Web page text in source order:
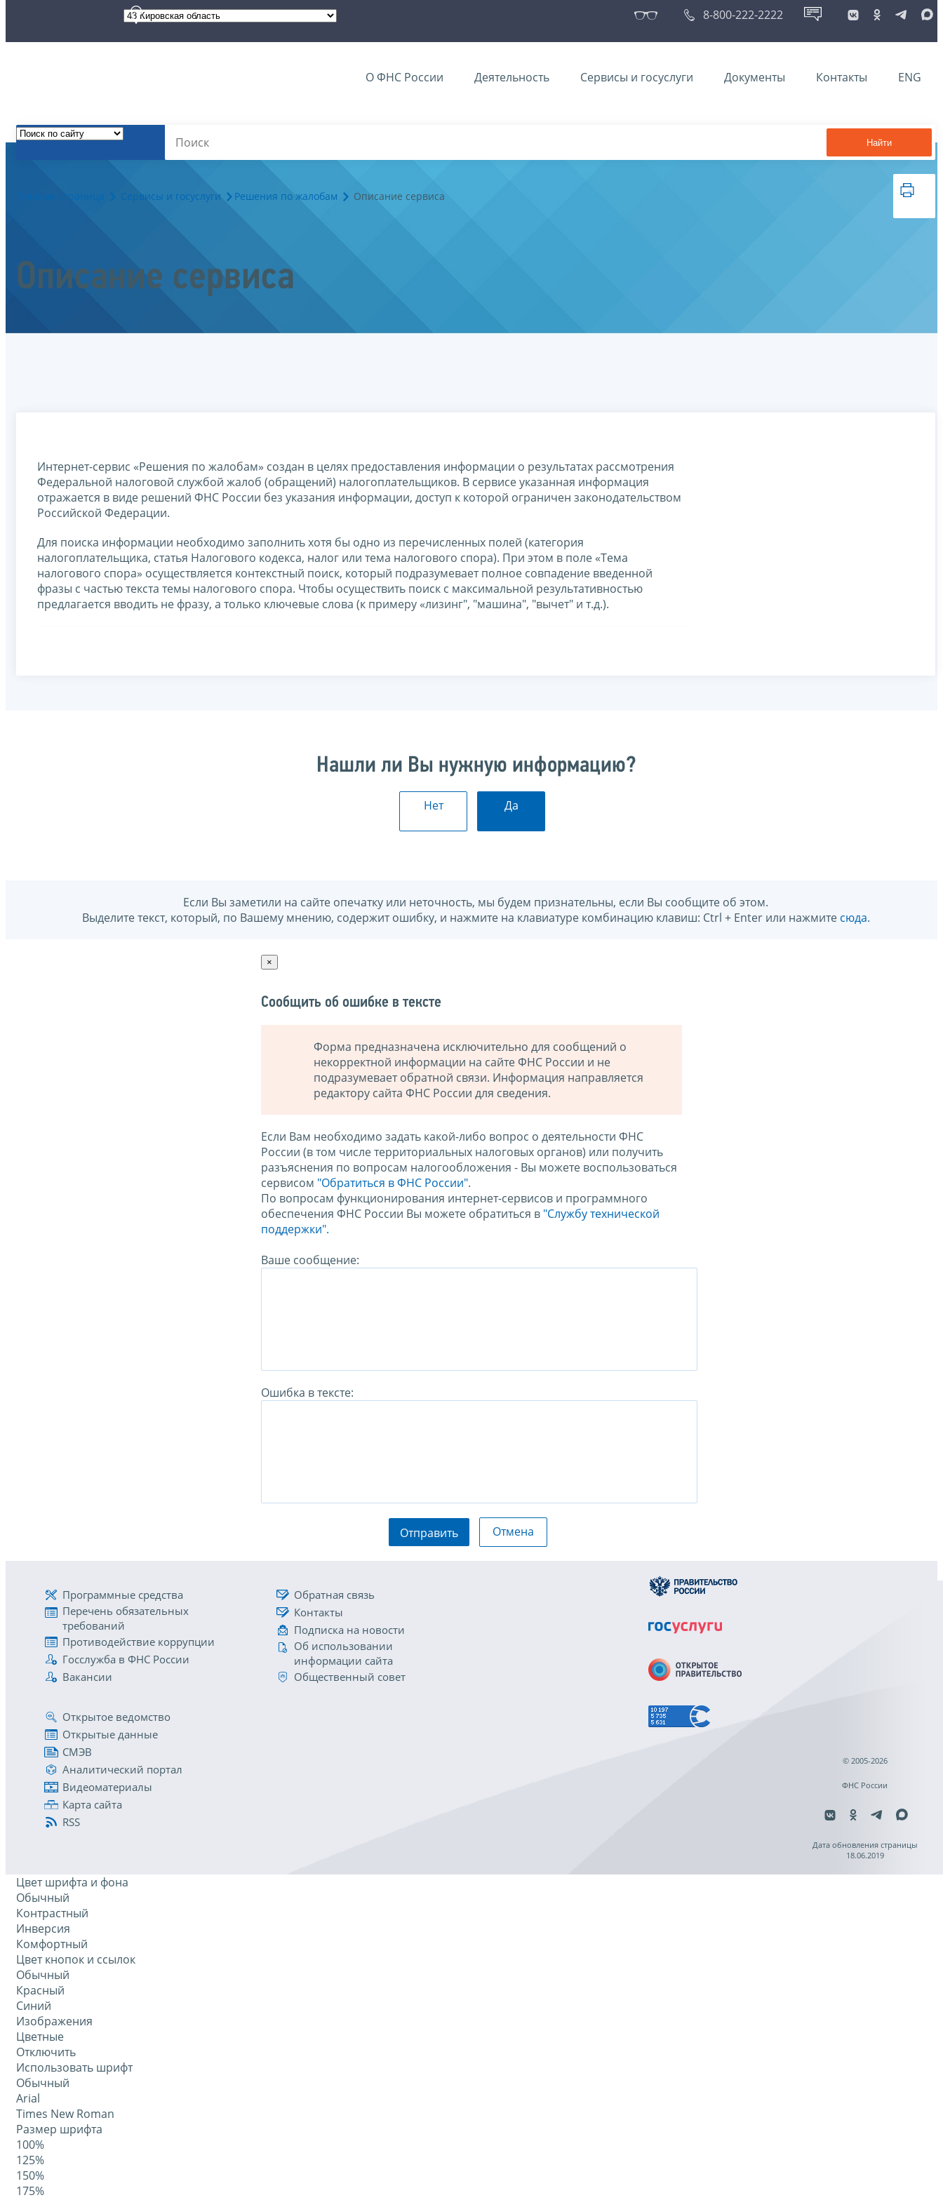
8-800-222-2222
О ФНС России Деятельность Сервисы и госуслуги Документы Контакты ENG
Найти
Главная страница Сервисы и госуслуги Решения по жалобам Описание сервиса
Описание сервиса
Интернет-сервис «Решения по жалобам» создан в целях предоставления информации о результатах рассмотрения
Федеральной налоговой службой жалоб (обращений) налогоплательщиков. В сервисе указанная информация
отражается в виде решений ФНС России без указания информации, доступ к которой ограничен законодательством
Российской Федерации.
Для поиска информации необходимо заполнить хотя бы одно из перечисленных полей (категория
налогоплательщика, статья Налогового кодекса, налог или тема налогового спора). При этом в поле «Тема
налогового спора» осуществляется контекстный поиск, который подразумевает полное cовпадение введенной
фразы с частью текста темы налогового спора. Чтобы осуществить поиск с максимальной результативностью
предлагается вводить не фразу, а только ключевые слова (к примеру «лизинг", "машина", "вычет" и т.д.).
Нашли ли Вы нужную информацию?
Нет Да
Если Вы заметили на сайте опечатку или неточность, мы будем признательны, если Вы сообщите об этом.
Выделите текст, который, по Вашему мнению, содержит ошибку, и нажмите на клавиатуре комбинацию клавиш: Ctrl + Enter или нажмите сюда.
×
Сообщить об ошибке в тексте
Форма предназначена исключительно для сообщений о
некорректной информации на сайте ФНС России и не
подразумевает обратной связи. Информация направляется
редактору сайта ФНС России для сведения.
Если Вам необходимо задать какой-либо вопрос о деятельности ФНС
России (в том числе территориальных налоговых органов) или получить
разъяснения по вопросам налогообложения - Вы можете воспользоваться
сервисом "Обратиться в ФНС России".
По вопросам функционирования интернет-сервисов и программного
обеспечения ФНС России Вы можете обратиться в "Службу технической
поддержки".
Ваше сообщение:
Ошибка в тексте:
Отправить Отмена
Программные средства
Перечень обязательных
требований
Противодействие коррупции
Госслужба в ФНС России
Вакансии
Обратная связь
Контакты
Подписка на новости
Об использовании
информации сайта
Общественный совет
Открытое ведомство
Открытые данные
СМЭВ
Аналитический портал
Видеоматериалы
Карта сайта
RSS
© 2005-2026
ФНС России
Дата обновления страницы
18.06.2019
Цвет шрифта и фона
Обычный
Контрастный
Инверсия
Комфортный
Цвет кнопок и ссылок
Обычный
Красный
Синий
Изображения
Цветные
Отключить
Использовать шрифт
Обычный
Arial
Times New Roman
Размер шрифта
100%
125%
150%
175%